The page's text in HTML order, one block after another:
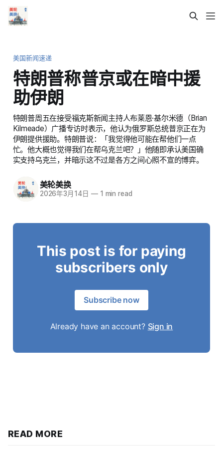
美国新闻速递
特朗普称普京或在暗中援
助伊朗
特朗普周五在接受福克斯新闻主持人布莱恩·基尔米德（Brian
Kilmeade）广播专访时表示，他认为俄罗斯总统普京正在为
伊朗提供援助。特朗普说：「我觉得他可能在帮他们一点
忙。他大概也觉得我们在帮乌克兰吧？」他随即承认美国确
实支持乌克兰，并暗示这不过是各方之间心照不宣的博弈。
美轮美换
2026年3月14日 —1 min read
This post is for paying
subscribers only
Subscribe now
Already have an account? Sign in
READ MORE